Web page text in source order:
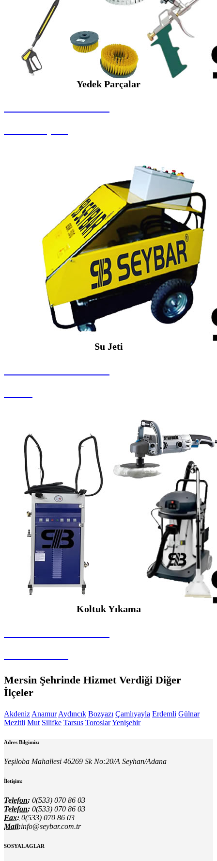
Yedek Parçalar
Su Jeti
Koltuk Yıkama
Mersin Şehrinde Hizmet Verdiği Diğer
İlçeler
AkdenizAnamurAydıncık Bozyazı Çamlıyayla Erdemli Gülnar
Mezitli Mut Silifke Tarsus ToroslarYenişehir
Adres Bilgimiz:
Yeşiloba Mahallesi 46269 Sk No:20/A Seyhan/Adana
İletişim:
Telefon: 0(533) 070 86 03
Telefon: 0(533) 070 86 03
Fax: 0(533) 070 86 03
Mail:info@seybar.com.tr
SOSYAL AGLAR